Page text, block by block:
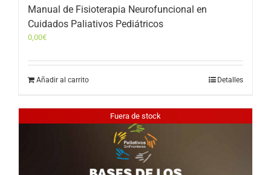
Manual de Fisioterapia Neurofuncional en
Cuidados Paliativos Pediátricos
0,00€
Añadir al carrito Detalles
Fuera de stock